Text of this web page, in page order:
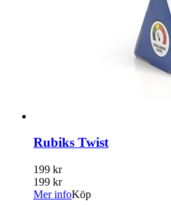
Rubiks Twist
199 kr
199 kr
Mer infoKöp